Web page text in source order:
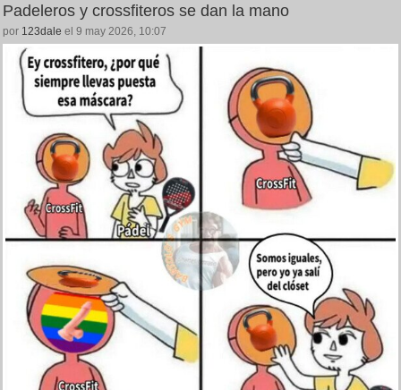
Padeleros y crossfiteros se dan la mano
por 123dale el 9 may 2026, 10:07